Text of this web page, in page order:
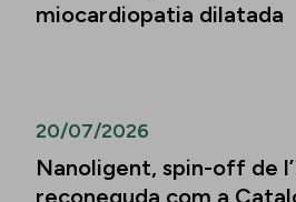
miocardiopatia dilatada
20/07/2026
Nanoligent, spin-off de
reconeguda com a